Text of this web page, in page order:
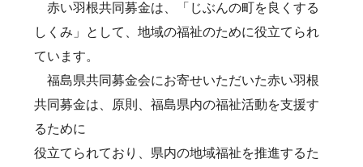
赤い羽根共同募金は、「じぶんの町を良くする
しくみ」として、地域の福祉のために役立てられ
ています。
福島県共同募金会にお寄せいただいた赤い羽根
共同募金は、原則、福島県内の福祉活動を支援す
るために
役立てられており、県内の地域福祉を推進するた